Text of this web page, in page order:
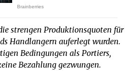
strengen Produktionsquoten für
Handlangern auferlegt wurden.
Bedingungen als Portiers,
Bezahlung gezwungen.